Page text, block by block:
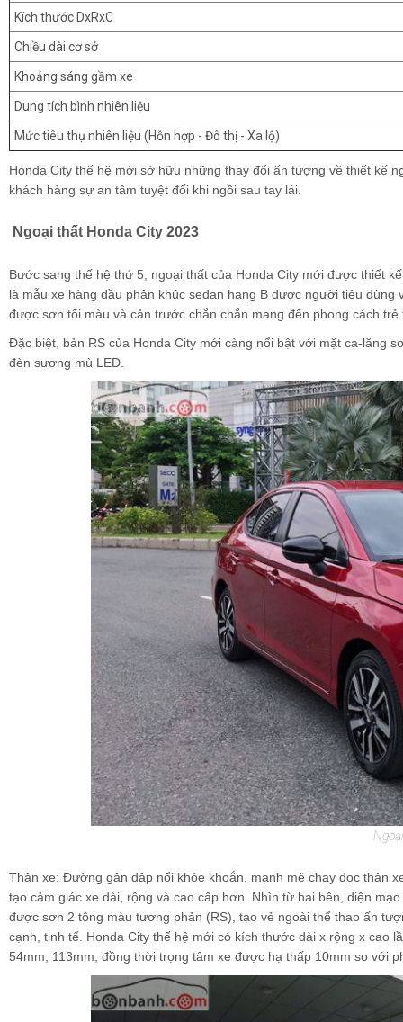
Kích thước DxRxC
Chiều dài cơ sở
Khoảng sáng gầm xe
Dung tích bình nhiên liệu
Mức tiêu thụ nhiên liệu (Hỗn hợp - Đô thị - Xa lộ)
Honda City thế hệ mới sở hữu những thay đổi ấn tượng về thiết kế
khách hàng sự an tâm tuyệt đối khi ngồi sau tay lái.
Ngoại thất Honda City 2023
Bước sang thế hệ thứ 5, ngoại thất của Honda City mới được thiết
là mẫu xe hàng đầu phân khúc sedan hạng B được người tiêu
được sơn tối màu và cản trước chắn chắn mang đến phong cách trẻ
Đặc biệt, bản RS của Honda City mới càng nổi bật với mặt ca-lăng
đèn sương mù LED.
Thân xe: Đường gân dập nổi khỏe khoắn, mạnh mẽ chạy dọc thân
tạo cảm giác xe dài, rộng và cao cấp hơn. Nhìn từ hai bên, diện
được sơn 2 tông màu tương phản (RS), tạo vẻ ngoài thể thao ấn
cạnh, tinh tế. Honda City thế hệ mới có kích thước dài x rộng x cao
54mm, 113mm, đồng thời trọng tâm xe được hạ thấp 10mm so với